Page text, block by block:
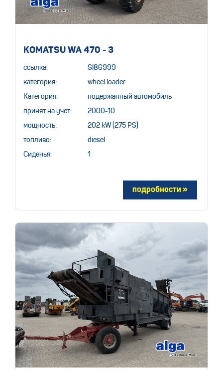
KOMATSU WA 470 - 3
ссылка: SI86999
категория: wheel loader
Категория: подержанный автомобиль
принят на учет: 2000-10
мощность: 202 kW (275 PS)
топливо: diesel
Сиденья: 1